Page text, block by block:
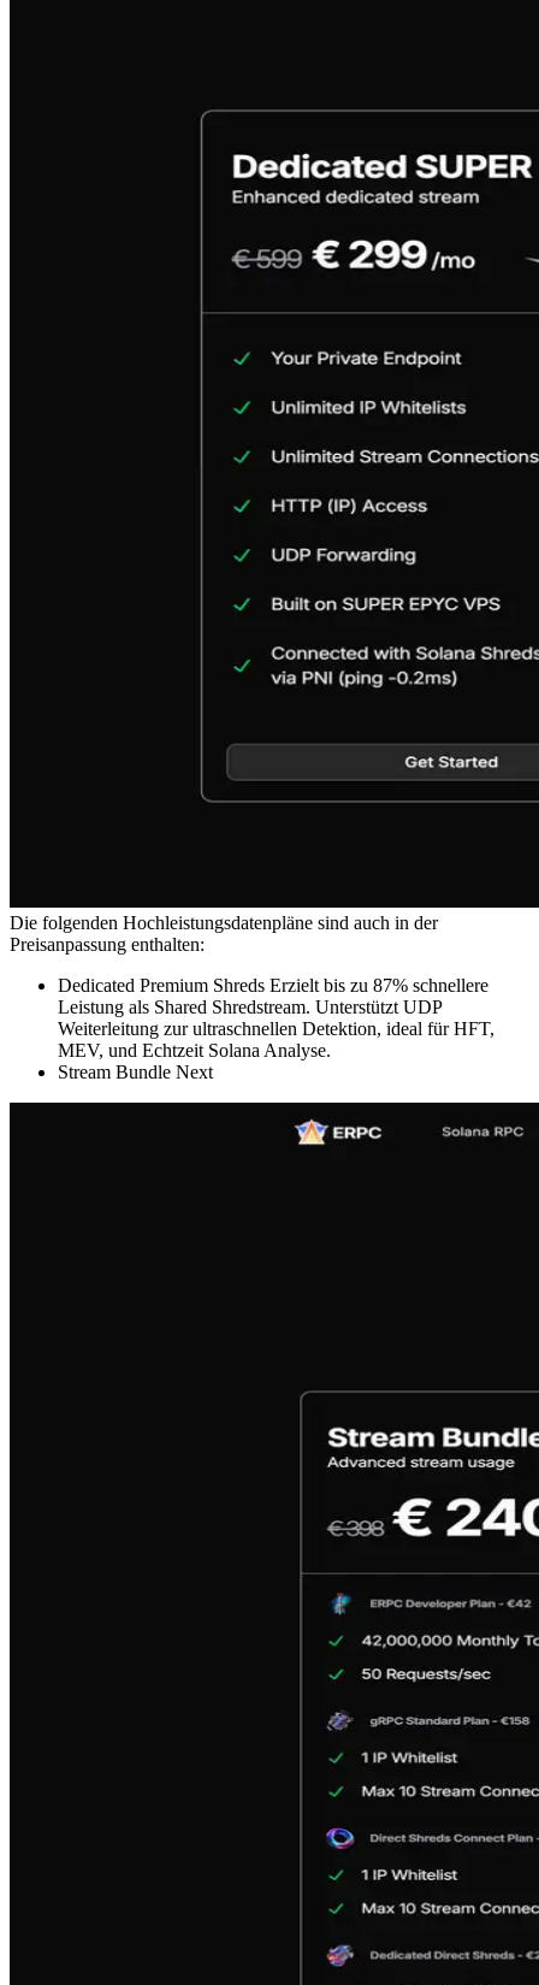
Die folgenden Hochleistungsdatenpläne sind auch in der
Preisanpassung enthalten:
Dedicated Premium Shreds Erzielt bis zu 87% schnellere
Leistung als Shared Shredstream. Unterstützt UDP
Weiterleitung zur ultraschnellen Detektion, ideal für HFT,
MEV, und Echtzeit Solana Analyse.
Stream Bundle Next